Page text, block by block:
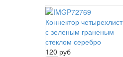
Коннектор
с зеленым граненым
стеклом серебро
120 руб